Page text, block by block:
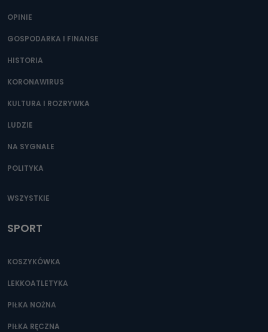
OPINIE
GOSPODARKA I FINANSE
HISTORIA
KORONAWIRUS
KULTURA I ROZRYWKA
LUDZIE
NA SYGNALE
POLITYKA
WSZYSTKIE
SPORT
KOSZYKÓWKA
LEKKOATLETYKA
PIŁKA NOŻNA
PIŁKA RĘCZNA